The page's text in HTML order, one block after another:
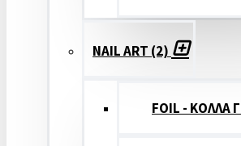
NAIL ART (2)
FOIL - ΚΟΛΛΑ